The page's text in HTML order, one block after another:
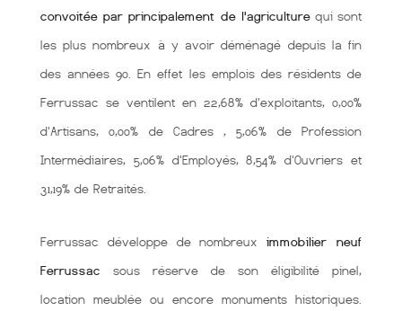
convoitée par principalement de l'agriculturequi sont
les plus nombreux à y avoir déménagé depuis la fin
des années 90. En effet les emplois des résidents de
Ferrussac se ventilent en 22,68% d'exploitants, 0,00%
d'Artisans, 0,00% de Cadres , 5,06% de Profession
Intermédiaires, 5,06% d'Employés, 8,54% d'Ouvriers et
31,19% de Retraités.
Ferrussac développe de nombreuximmobilier neuf
Ferrussac sous réserve de son éligibilité pinel,
location meublée ou encore monuments historiques.